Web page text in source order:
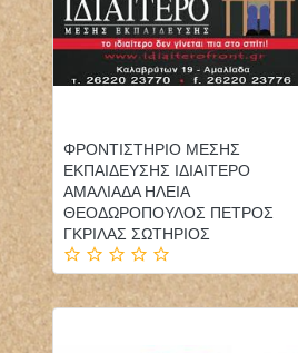
ΦΡΟΝΤΙΣΤΗΡΙΟ ΜΕΣΗΣ
ΕΚΠΑΙΔΕΥΣΗΣ ΙΔΙΑΙΤΕΡΟ
ΑΜΑΛΙΑΔΑ ΗΛΕΙΑ
ΘΕΟΔΩΡΟΠΟΥΛΟΣ ΠΕΤΡΟΣ
ΓΚΡΙΛΑΣ ΣΩΤΗΡΙΟΣ